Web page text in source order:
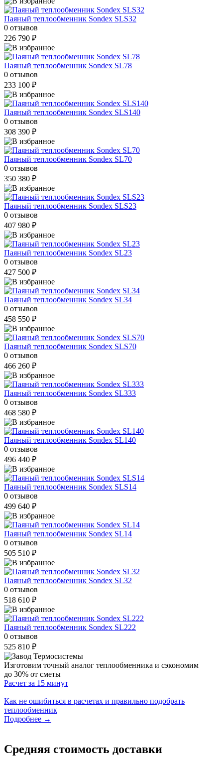
Паяный теплообменник Sondex SLS32
0 отзывов
226 790 ₽
Паяный теплообменник Sondex SL78
0 отзывов
233 100 ₽
Паяный теплообменник Sondex SLS140
0 отзывов
308 390 ₽
Паяный теплообменник Sondex SL70
0 отзывов
350 380 ₽
Паяный теплообменник Sondex SLS23
0 отзывов
407 980 ₽
Паяный теплообменник Sondex SL23
0 отзывов
427 500 ₽
Паяный теплообменник Sondex SL34
0 отзывов
458 550 ₽
Паяный теплообменник Sondex SLS70
0 отзывов
466 260 ₽
Паяный теплообменник Sondex SL333
0 отзывов
468 580 ₽
Паяный теплообменник Sondex SL140
0 отзывов
496 440 ₽
Паяный теплообменник Sondex SLS14
0 отзывов
499 640 ₽
Паяный теплообменник Sondex SL14
0 отзывов
505 510 ₽
Паяный теплообменник Sondex SL32
0 отзывов
518 610 ₽
Паяный теплообменник Sondex SL222
0 отзывов
525 810 ₽
Изготовим точный аналог теплообменника и сэкономим
до 30% от сметы
Расчет за 15 минут
Как не ошибиться в расчетах и правильно подобрать
теплообменник
Подробнее →
Средняя стоимость доставки